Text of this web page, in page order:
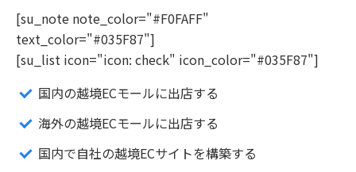
[su_note note_color="#F0FAFF"
text_color="#035F87"]
[su_list icon="icon: check" icon_color="#035F87"]
国内の越境ECモールに出店する
海外の越境ECモールに出店する
国内で自社の越境ECサイトを構築する